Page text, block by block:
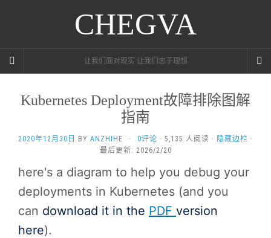
CHEGVA
让我们面对现实 让我们忠于理想
Kubernetes Deployment故障排除图解
指南
2020年12月30日 BY ANZHIHE · 0评论 · 5,135 人阅读 · 隐藏边栏 ·
最后更新: 2026/2/20
here's a diagram to help you debug your
deployments in Kubernetes (and you
can download it in the PDF version
here).